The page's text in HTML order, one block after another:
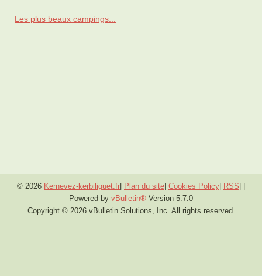
Les plus beaux campings...
© 2026 Kernevez-kerbiliguet.fr Plan du site Cookies Policy RSS
Powered by vBulletin® Version 5.7.0
Copyright © 2026 vBulletin Solutions, Inc. All rights reserved.